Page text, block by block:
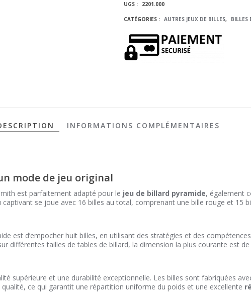
UGS : 2201.000
CATÉGORIES : AUTRES JEUX DE BILLES, BILLES
INFORMATIONS COMPLÉMENTAIRES
mode de jeu original
est parfaitement adapté pour le jeu de billard pyramide, également
captivant se joue avec 16 billes au total, comprenant une bille rouge et 15
est d’empocher huit billes, en utilisant des stratégies et des
différentes tailles de tables de billard, la dimension la plus courante est de
supérieure et une durabilité exceptionnelle. Les billes sont fabriquées
ce qui garantit une répartition uniforme du poids et une excellente